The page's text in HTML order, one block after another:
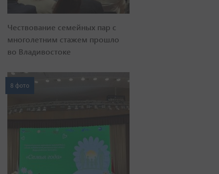
Чествование семейных пар с
многолетним стажем прошло
во Владивостоке
8 фото